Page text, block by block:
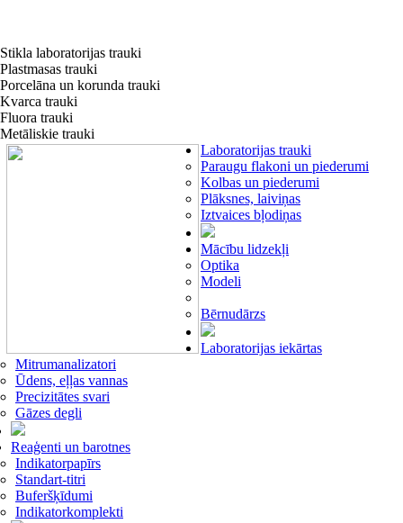
Stikla laboratorijas trauki
Plastmasas trauki
Porcelāna un korunda trauki
Kvarca trauki
Fluora trauki
Metāliskie trauki
Laboratorijas trauki
Paraugu flakoni un piederumi
Kolbas un piederumi
Plāksnes, laiviņas
Iztvaices bļodiņas
Mācību lidzekļi
Optika
Modeli
Bērnudārzs
Laboratorijas iekārtas
Mitrumanalizatori
Ūdens, eļļas vannas
Precizitātes svari
Gāzes degli
Reaģenti un barotnes
Indikatorpapīrs
Standart-titri
Buferšķīdumi
Indikatorkomplekti